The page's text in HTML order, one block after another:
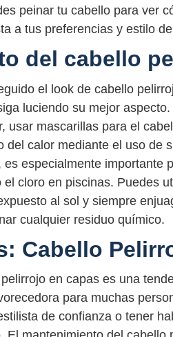
peinar tu cabello para ver
a tus preferencias y estilo
del cabello
el look de cabello
luciendo su mejor
usar mascarillas para el
del calor mediante el uso de
especialmente importante
cloro en piscinas. Puedes
al sol y siempre
cualquier residuo químico.
Cabello
en capas es una
para muchas
de confianza o tener